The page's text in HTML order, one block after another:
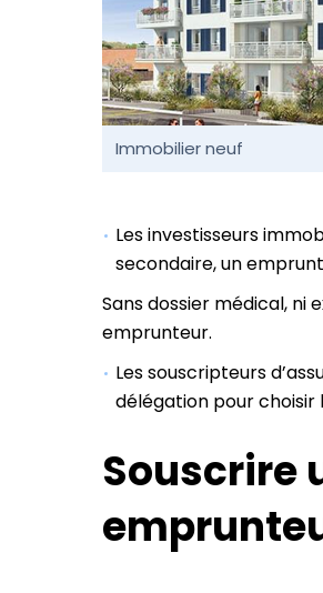
Immobilier neuf
Les investisseurs
secondaire, un
Sans dossier médical, ni
emprunteur.
Les souscripteurs
délégation pour choisir
Souscrire